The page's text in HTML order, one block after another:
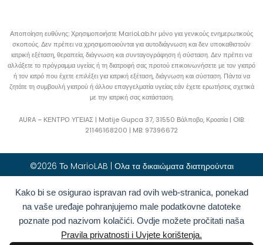
Kako bi se osigurao ispravan rad ovih web-stranica, ponekad
na vaše uređaje pohranjujemo male podatkovne datoteke
poznate pod nazivom kolačići. Ovdje možete pročitati naša
Pravila privatnosti i Uvjete korištenja.
Αποποίηση ευθύνης: Χρησιμοποιήστε MarioLab.hr μόνο για γενικούς ενημερωτικούς
σκοπούς. Δεν πρέπει να χρησιμοποιούνται για αυτοδιάγνωση και δεν υποκαθιστούν
ιατρική εξέταση, θεραπεία, διάγνωση και συνταγογράφηση ή σύσταση. Δεν πρέπει να
αλλάξετε το πρόγραμμα υγείας ή τη διατροφή σας προτού επικοινωνήσετε με τον γιατρό
ή τον ιατρό που έχετε επιλέξει για ιατρική εξέταση, διάγνωση και σύσταση. Πάντα να
ζητάτε τη συμβουλή γιατρού ή άλλου επαγγελματία υγείας εάν έχετε ερωτήσεις σχετικά
με την ιατρική σας κατάσταση.
AURA – ΚΕΝΤΡΟ ΥΓΕΙΑΣ | Matije Gupca 37, 31550 Βάλποβο, Κροατία | OIB:
21146168200 | MB: 97396672
©2026 Το MarioLAB | Ολα τα δικαιώματα διατηρούνται
Hrvatski(Κροατικά ) English(Αγγλικά)
Deutsch( Γερμανικά) Polski(Πολωνικά)
Română( Ρουμανικά) Italiano (Ιταλικά)